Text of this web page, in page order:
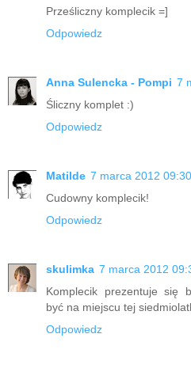
Prześliczny komplecik =]
Odpowiedz
Anna Sulencka - Pompi 7
Śliczny komplet :)
Odpowiedz
Matilde 7 marca 2012 09:30
Cudowny komplecik!
Odpowiedz
skulimka 7 marca 2012
Komplecik prezentuje się
być na miejscu tej
Odpowiedz